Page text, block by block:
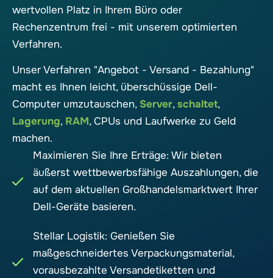
wertvollen Platz in Ihrem Büro oder
Rechenzentrum frei - mit unserem optimierten
Verfahren.
Unser Verfahren "Angebot - Versand - Bezahlung"
macht es Ihnen leicht, überschüssige Dell-
Computer umzutauschen, Server,schaltet,
Lagerung, RAM, CPUs und Laufwerke zu Geld
machen.
Maximieren Sie Ihre Erträge: Wir bieten
äußerst wettbewerbsfähige Auszahlungen, die
auf dem aktuellen Großhandelsmarktwert Ihrer
Dell-Geräte basieren.
Stellar Logistik: Genießen Sie
maßgeschneidertes Verpackungsmaterial,
vorausbezahlte Versandetiketten und